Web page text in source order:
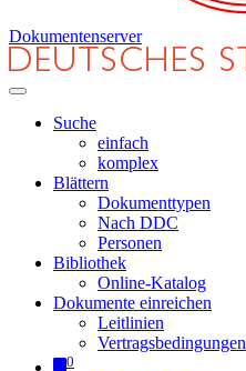
Dokumentenserver
Suche
einfach
komplex
Blättern
Dokumenttypen
Nach DDC
Personen
Bibliothek
Online-Katalog
Dokumente einreichen
Leitlinien
Vertragsbedingungen
0